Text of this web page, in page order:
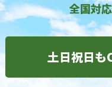
全国対
土日祝日